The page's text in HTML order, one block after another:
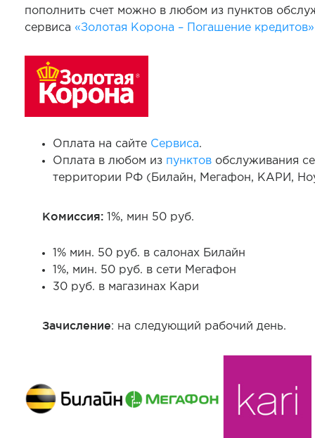
пополнить счет можно в любом из пунктов
сервиса «Золотая Корона – Погашение кредитов»
Оплата на сайте Сервиса.
Оплата в любом из пунктов обслуживания
территории РФ (Билайн, Мегафон, КАРИ,
Комиссия: 1%, мин 50 руб.
1% мин. 50 руб. в салонах Билайн
1%, мин. 50 руб. в сети Мегафон
30 руб. в магазинах Кари
Зачисление: на следующий рабочий день.